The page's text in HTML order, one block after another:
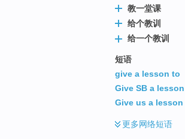
教一堂课
给个教训
给一个教训
短语
give a lesson to
Give SB a lesson
Give us a lesson
更多网络短语